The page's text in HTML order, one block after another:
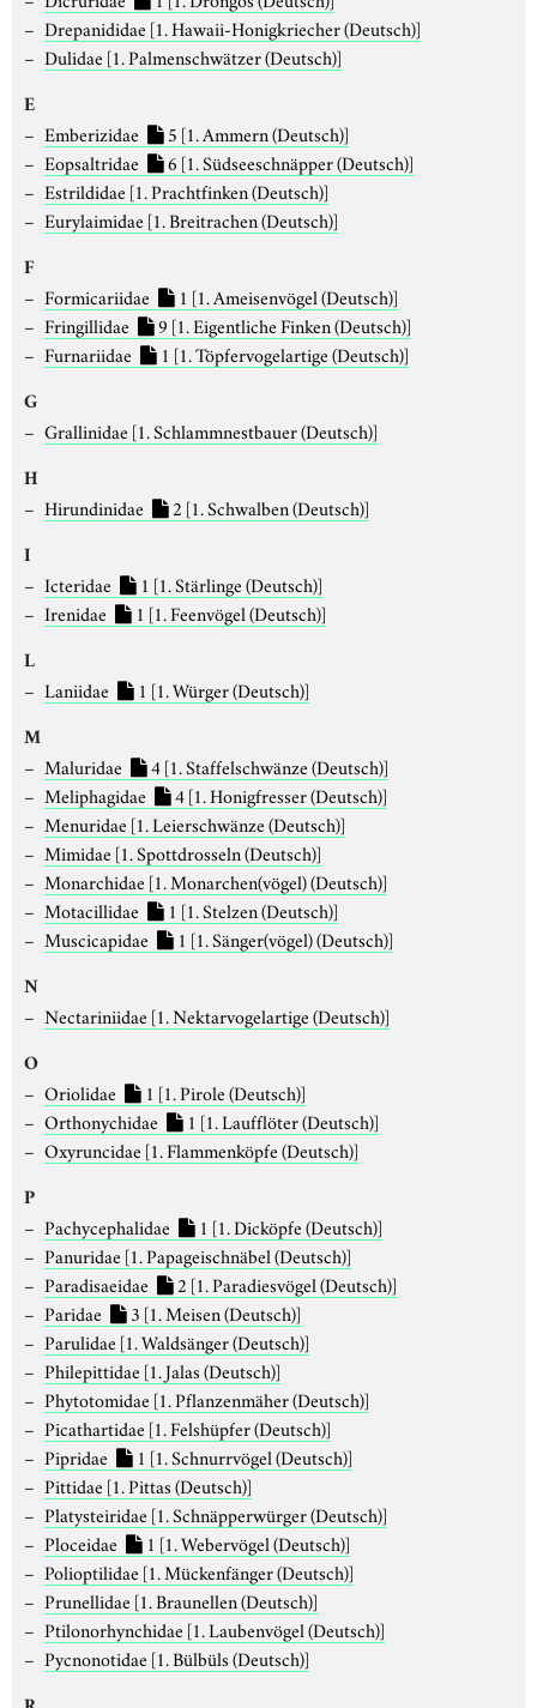
Drepanididae [1. Hawaii-Honigkriecher (Deutsch)]
Dulidae [1. Palmenschwätzer (Deutsch)]
E
Emberizidae 5 [1. Ammern (Deutsch)]
Eopsaltridae
6 [1. Südseeschnäpper (Deutsch)]
Estrildidae [1. Prachtfinken (Deutsch)]
Eurylaimidae [1. Breitrachen (Deutsch)]
F
Formicariidae 1 [1. Ameisenvögel (Deutsch)]
Fringillidae
9 [1. Eigentliche Finken (Deutsch)]
Furnariidae
1 [1. Töpfervogelartige (Deutsch)]
G
Grallinidae [1. Schlammnestbauer (Deutsch)]
H
Hirundinidae 2 [1. Schwalben (Deutsch)]
I
Icteridae 1 [1. Stärlinge (Deutsch)]
Irenidae
1 [1. Feenvögel (Deutsch)]
L
Laniidae 1 [1. Würger (Deutsch)]
M
Maluridae 4[1. Staffelschwänze (Deutsch)]
Meliphagidae
4[1. Honigfresser (Deutsch)]
Menuridae [1. Leierschwänze (Deutsch)]
Mimidae [1. Spottdrosseln (Deutsch)]
Monarchidae [1. Monarchen(vögel) (Deutsch)]
Motacillidae
1 [1. Stelzen (Deutsch)]
Muscicapidae
1 [1. Sänger(vögel) (Deutsch)]
N
Nectariniidae [1. Nektarvogelartige (Deutsch)]
O
Oriolidae 1 [1. Pirole (Deutsch)]
Orthonychidae
1 [1. Laufflöter (Deutsch)]
Oxyruncidae [1. Flammenköpfe (Deutsch)]
P
Pachycephalidae 1 [1. Dicköpfe (Deutsch)]
Panuridae [1. Papageischnäbel (Deutsch)]
Paradisaeidae
2 [1. Paradiesvögel (Deutsch)]
Paridae
3 [1. Meisen (Deutsch)]
Parulidae [1. Waldsänger (Deutsch)]
Philepittidae [1. Jalas (Deutsch)]
Phytotomidae [1. Pflanzenmäher (Deutsch)]
Picathartidae [1. Felshüpfer (Deutsch)]
Pipridae
1 [1. Schnurrvögel (Deutsch)]
Pittidae [1. Pittas (Deutsch)]
Platysteiridae [1. Schnäpperwürger (Deutsch)]
Ploceidae
1 [1. Webervögel (Deutsch)]
Polioptilidae [1. Mückenfänger (Deutsch)]
Prunellidae [1. Braunellen (Deutsch)]
Ptilonorhynchidae [1. Laubenvögel (Deutsch)]
Pycnonotidae [1. Bülbüls (Deutsch)]